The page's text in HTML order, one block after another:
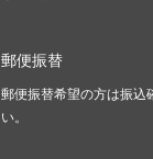
郵便振替
郵便振替希望の方は振込
い。